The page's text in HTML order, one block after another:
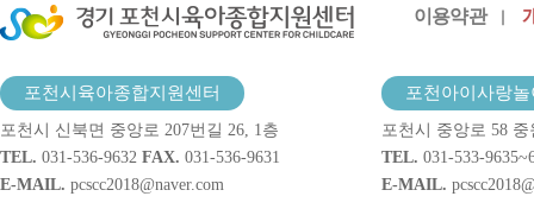
이용약관
포천시육아종합지원센터
포천시 신북면 중앙로 207번길 26, 1층
TEL. 031-536-9632 FAX. 031-536-9631
E-MAIL. pcscc2018@naver.com
포천아이사랑
포천시 중앙로 58
TEL. 031-533-
E-MAIL.